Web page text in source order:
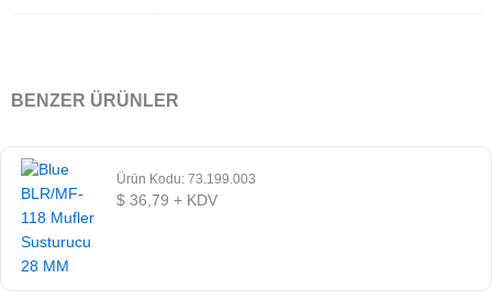
BENZER ÜRÜNLER
Ürün Kodu: 73.199.003
$ 36,79 + KDV